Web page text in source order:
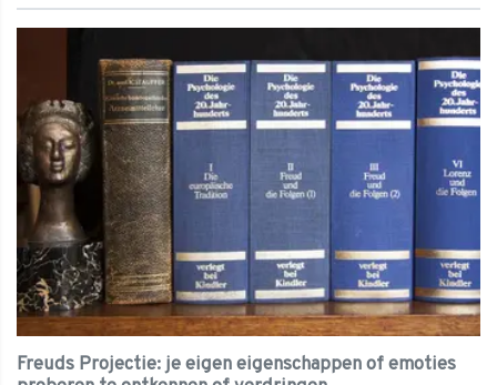
Freuds Projectie: je eigen eigenschappen of emoties